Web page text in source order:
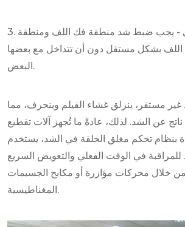
3. التكيف المناطقي - يجب ضبط شد منطقة فك اللف ومنطقة
اللف بشكل مستقل دون أن تتداخل مع بعضها
البعض.
غير مستقر، ينزلق غشاء الفيلم وينحرف، مما
عن الشد. لذلك، عادةً ما تُجهز آلات تقطيع
بنظام تحكم مغلق الحلقة في الشد، يستخدم
في الوقت الفعلي والتعويض السريع
خلال محركات مؤازرة أو مكابح الجسيمات
المغناطيسية.